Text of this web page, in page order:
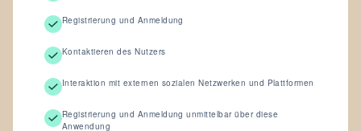
Registrierung und Anmeldung
Kontaktieren des Nutzers
Interaktion mit externen sozialen Netzwerken und Plattformen
Registrierung und Anmeldung unmittelbar über diese
Anwendung